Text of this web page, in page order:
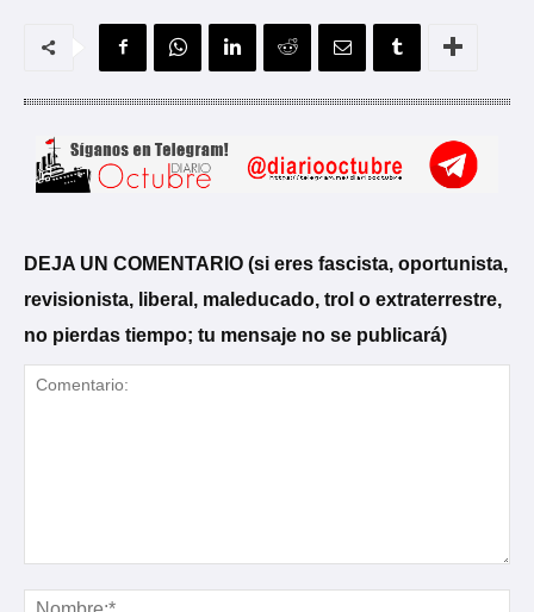
DEJA UN COMENTARIO (si eres fascista, oportunista,
revisionista, liberal, maleducado, trol o extraterrestre,
no pierdas tiempo; tu mensaje no se publicará)